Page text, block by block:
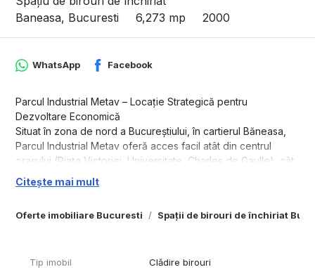
Baneasa, Bucuresti
6,273 mp 2000
Oferte imobiliare Bucuresti Spații de birouri de închiriat
WhatsApp Facebook
Parcul Industrial Metav – Locație Strategică pentru
Dezvoltare Economică
Situat în zona de nord a Bucureștiului, în cartierul Băneasa,
Parcul Industrial Metav oferă acces facil atât din centrul
orașului (Piața Victoriei, Universitate, Charles de Gaulle), cât
și dinspre Aeroportul Otopeni. Locația beneficiază de
conexiuni rapide la transportul public, cu stații de autobuz și
Clădirile de birouri sunt proiectate pentru a acomoda spații
suprafețe modulare de închiriere între 50 mp și 350 mp,
Citește mai mult
Tip imobil Clădire birouri